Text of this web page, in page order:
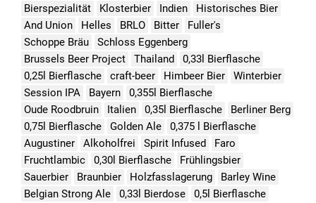
Bierspezialität
Klosterbier Indien
Historisches Bier
And Union
Helles BRLO Bitter
Fuller's
Schoppe Bräu
Schloss Eggenberg
Brussels Beer Project
Thailand
0,33l Bierflasche
0,25l Bierflasche
craft-beer Himbeer Bier
Winterbier
Session IPA
Bayern
0,355l Bierflasche
Oude Roodbruin
Italien 0,35l Bierflasche
Berliner Berg
0,75l Bierflasche
Golden Ale
0,375 l Bierflasche
Augustiner
Alkoholfrei Spirit Infused
Faro
Fruchtlambic
0,30l Bierflasche
Frühlingsbier
Sauerbier
Braunbier Holzfasslagerung
Barley Wine
Belgian Strong Ale
0,33l Bierdose
0,5l Bierflasche